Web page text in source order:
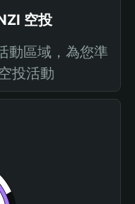
空投
動區域，為您準
投活動